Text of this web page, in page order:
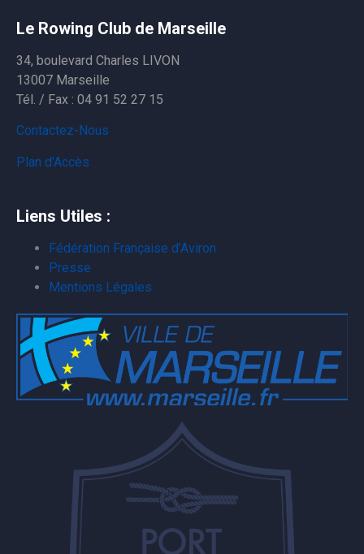
Le Rowing Club de Marseille
34, boulevard Charles LIVON
13007 Marseille
Tél. / Fax : 04 91 52 27 15
Contactez-Nous
Plan d’Accès
Liens Utiles :
Fédération Française d’Aviron
Presse
Mentions Légales